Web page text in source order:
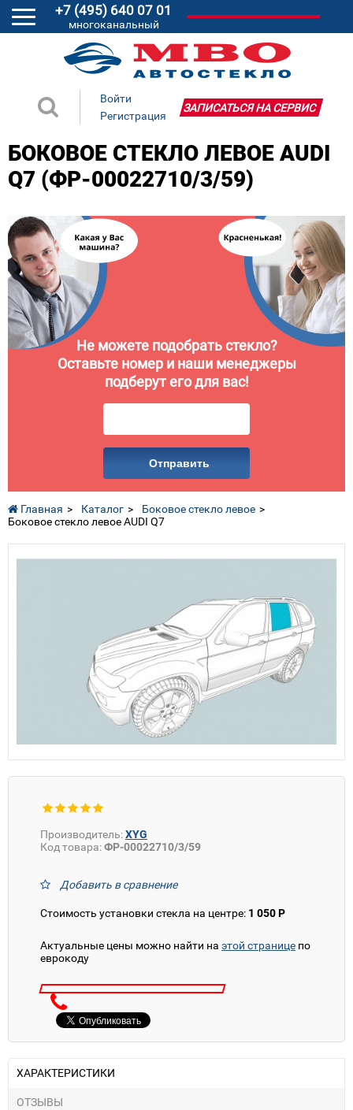
+7 (495) 640 07 01
многоканальный
Войти
Регистрация
ЗАПИСАТЬСЯ НА СЕРВИС
БОКОВОЕ СТЕКЛО ЛЕВОЕ AUDI
Q7 (ФР-00022710/3/59)
Не можете подобрать стекло?
Оставьте номер и наши менеджеры
подберут его для вас!
Отправить
Главная Каталог
Боковое стекло левое
Боковое стекло левое AUDI Q7
Производитель:XYG
Код товара:ФР-00022710/3/59
Добавить в сравнение
Стоимость установки стекла на центре: 1 050 Р
Актуальные цены можно найти на этой странице по
еврокоду
ХАРАКТЕРИСТИКИ
ОТЗЫВЫ